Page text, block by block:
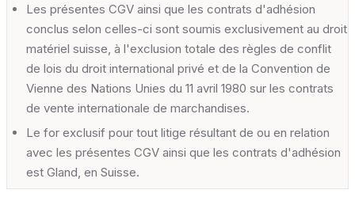
Les présentes CGV ainsi que les contrats d'adhésion
conclus selon celles-ci sont soumis exclusivement au droit
matériel suisse, à l'exclusion totale des règles de conflit
de lois du droit international privé et de la Convention de
Vienne des Nations Unies du 11 avril 1980 sur les contrats
de vente internationale de marchandises.
Le for exclusif pour tout litige résultant de ou en relation
avec les présentes CGV ainsi que les contrats d'adhésion
est Gland, en Suisse.